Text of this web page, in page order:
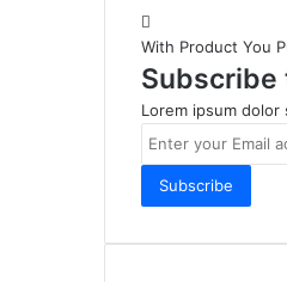
With Product You
Subscribe
Lorem ipsum
Enter
Email
address